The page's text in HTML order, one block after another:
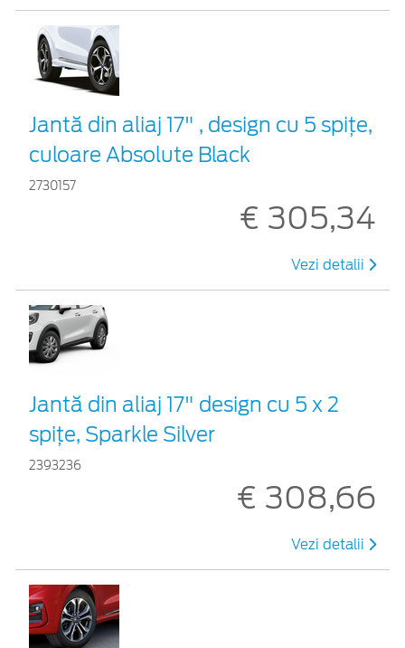
Jantă din aliaj 17" , design cu 5 spiţe,
culoare Absolute Black
2730157
€ 305,34
Vezi detalii
Jantă din aliaj 17" design cu 5 x 2
spiţe, Sparkle Silver
2393236
€ 308,66
Vezi detalii